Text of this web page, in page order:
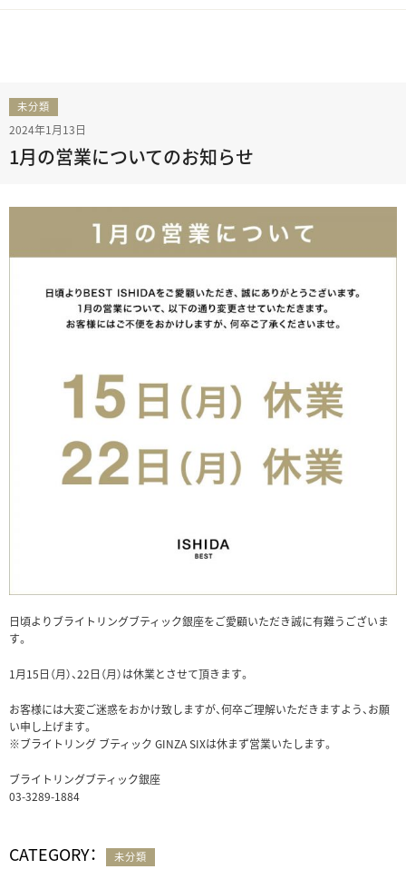
未分類
2024年1月13日
1月の営業についてのお知らせ
日頃よりブライトリングブティック銀座をご愛顧いただき誠に有難うございま
す。
1月15日（月）、22日（月）は休業とさせて頂きます。
お客様には大変ご迷惑をおかけ致しますが、何卒ご理解いただきますよう、お願
い申し上げます。
※ブライトリング ブティック GINZA SIXは休まず営業いたします。
ブライトリングブティック銀座
03-3289-1884
CATEGORY： 未分類